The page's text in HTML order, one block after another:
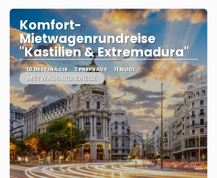
Komfort-
Mietwagenrundreise
"Kastilien & Extremadura"
10 DESTINÁCIE 2 PREPRAVY 11 NOCI
MIETWAGENRUNDREISE